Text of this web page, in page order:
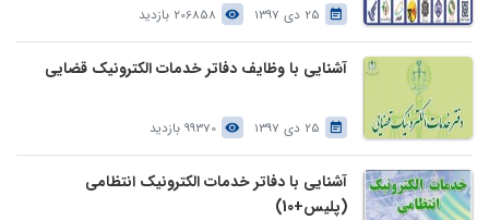
25 دی 1397 206858 بازدید
آشنایی با وظایف دفاتر خدمات الکترونیک قضایی
25 دی 1397 99370 بازدید
آشنایی با دفاتر خدمات الکترونیک انتظامی
(پلیس+10)